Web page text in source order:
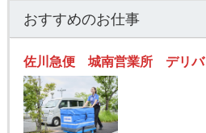
おすすめのお仕事